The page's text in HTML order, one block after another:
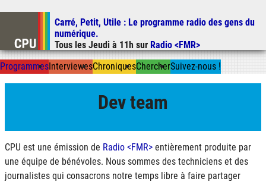
Aller au contenu
Aller à la recherche
Carré, Petit, Utile : Le programme radio des gens du
numérique.
Tous les Jeudi à 11h sur Radio <FMR>
ProgrammesInterviewesChroniquesChercherSuivez-nous !
Dev team
CPU est une émission de Radio <FMR> entièrement produite par
une équipe de bénévoles. Nous sommes des techniciens et des
journalistes qui consacrons notre temps libre à faire partager